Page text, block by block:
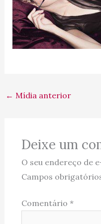
← Mídia anterior
Deixe um
O seu endereço de
Campos
Comentário *